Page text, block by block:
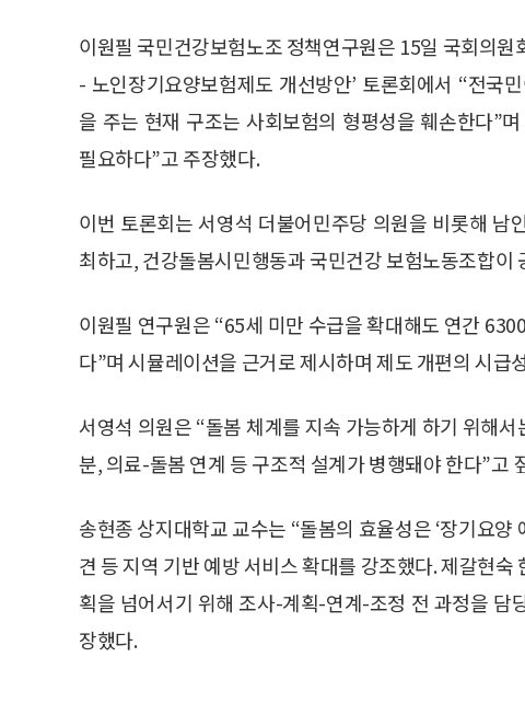
이원필 국민건강보험노조 정책연구원은 15일 국회의
- 노인장기요양보험제도 개선방안’ 토론회에서 “전국
을 주는 현재 구조는 사회보험의 형평성을 훼손한다”
필요하다”고 주장했다.
이번 토론회는 서영석 더불어민주당 의원을 비롯해
최하고, 건강돌봄시민행동과 국민건강 보험노동조합이
이원필 연구원은 “65세 미만 수급을 확대해도 연간
다”며 시뮬레이션을 근거로 제시하며 제도 개편의 시급
서영석 의원은 “돌봄 체계를 지속 가능하게 하기 위해
분, 의료-돌봄 연계 등 구조적 설계가 병행돼야 한다”고
송현종 상지대학교 교수는 “돌봄의 효율성은 ‘장기요
견 등 지역 기반 예방 서비스 확대를 강조했다. 제갈현
획을 넘어서기 위해 조사-계획-연계-조정 전 과정을 담
장했다.